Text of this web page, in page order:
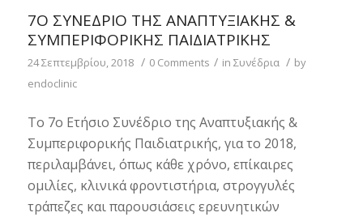
7Ο ΣΥΝΈΔΡΙΟ ΤΗΣ ΑΝΑΠΤΥΞΙΑΚΉΣ &
ΣΥΜΠΕΡΙΦΟΡΙΚΉΣ ΠΑΙΔΙΑΤΡΙΚΉΣ
24 Σεπτεμβρίου, 2018 / 0 Comments / in Συνέδρια / by
endoclinic
Το 7ο Ετήσιο Συνέδριο της Αναπτυξιακής &
Συμπεριφορικής Παιδιατρικής, για το 2018,
περιλαμβάνει, όπως κάθε χρόνο, επίκαιρες
ομιλίες, κλινικά φροντιστήρια, στρογγυλές
τράπεζες και παρουσιάσεις ερευνητικών